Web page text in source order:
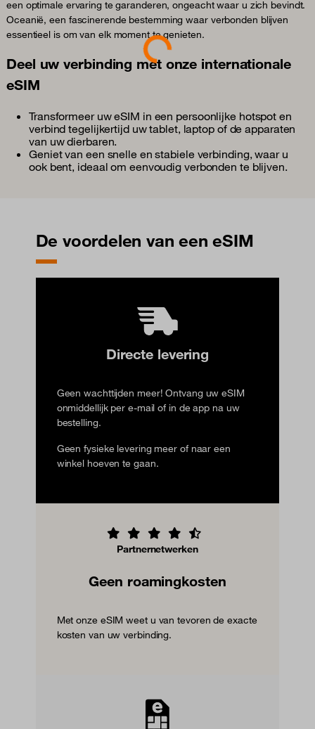
een optimale ervaring te garanderen, ongeacht waar u zich bevindt.
Oceanië, een fascinerende bestemming waar verbonden blijven
essentieel is om van elk moment te genieten.
Deel uw verbinding met onze internationale
eSIM
Transformeer uw eSIM in een persoonlijke hotspot en
verbind tegelijkertijd uw tablet, laptop of de apparaten
van uw dierbaren.
Geniet van een snelle en stabiele verbinding, waar u
ook bent, ideaal om eenvoudig verbonden te blijven.
De voordelen van een eSIM
Directe levering
Geen wachttijden meer! Ontvang uw eSIM
onmiddellijk per e-mail of in de app na uw
bestelling.
Geen fysieke levering meer of naar een
winkel hoeven te gaan.
Partnernetwerken
Geen roamingkosten
Met onze eSIM weet u van tevoren de exacte
kosten van uw verbinding.
Loading...